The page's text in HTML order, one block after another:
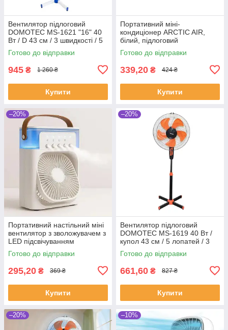
Вентилятор підлоговий
DOMOTEC MS-1621 "16" 40
Вт / D 43 см / 3 швидкості / 5
лопатей / з пультом ​​​​​​​
Готово до відправки
945 ₴ 1 260 ₴
Купити
Портативний міні-
кондиціонер ARCTIC AIR,
білий, підлоговий
Готово до відправки
339,20 ₴ 424 ₴
Купити
–20%
Портативний настільний міні
вентилятор з зволожувачем з
LED підсвічуванням
Готово до відправки
295,20 ₴ 369 ₴
Купити
–20%
Вентилятор підлоговий
DOMOTEC MS-1619 40 Вт /
купол 43 см / 5 лопатей / 3
швидкості
Готово до відправки
661,60 ₴ 827 ₴
Купити
–20% –10%